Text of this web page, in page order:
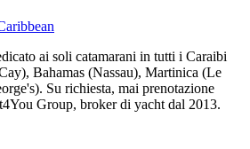
ai soli catamarani in tutti i Caraibi
Bahamas (Nassau), Martinica (Le
Su richiesta, mai prenotazione
Group, broker di yacht dal 2013.